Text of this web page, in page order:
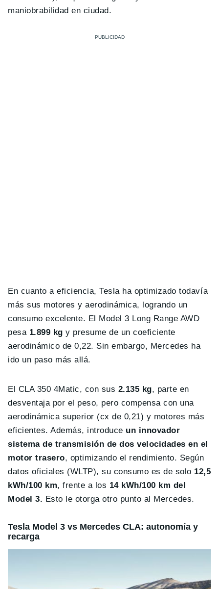
maniobrabilidad en ciudad.
En cuanto a eficiencia, Tesla ha optimizado todavía
más sus motores y aerodinámica, logrando un
consumo excelente. El Model 3 Long Range AWD
pesa 1.899 kg y presume de un coeficiente
aerodinámico de 0,22. Sin embargo, Mercedes ha
ido un paso más allá.
El CLA 350 4Matic, con sus 2.135 kg, parte en
desventaja por el peso, pero compensa con una
aerodinámica superior (cx de 0,21) y motores más
eficientes. Además, introduce un innovador
sistema de transmisión de dos velocidades en el
motor trasero, optimizando el rendimiento. Según
datos oficiales (WLTP), su consumo es de solo 12,5
kWh/100 km, frente a los 14 kWh/100 km del
Model 3. Esto le otorga otro punto al Mercedes.
Tesla Model 3 vs Mercedes CLA: autonomía y
recarga